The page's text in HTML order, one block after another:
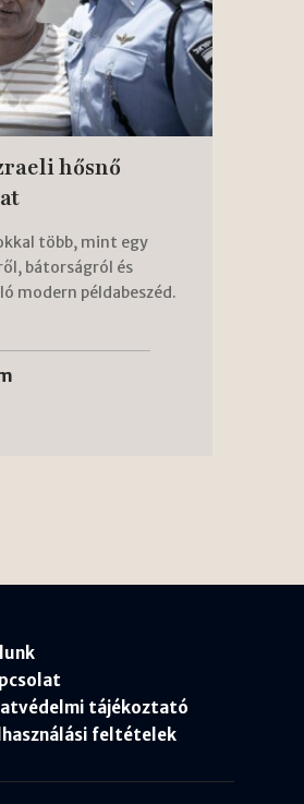
hősnő
több, mint egy
bátorságról és
modern példabeszéd.
tájékoztató
feltételek